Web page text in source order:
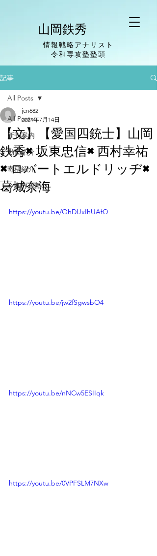
山岡鉄秀
情報戦略アナリスト
​令和専攻塾塾頭
記事
All Posts
新刊案内
動画紹介
寄稿紹介
令和専攻塾
All Posts
【文】【愛国四銃士】山岡
鉄秀×坂東忠信×西村幸祐
×ロバートエルドリッヂ×
葛城奈海
jcn682
2021年7月14日
https://youtu.be/OhDUxIhUAfQ
https://youtu.be/jw2fSgwsbO4
https://youtu.be/nNCw5ESIIqk
https://youtu.be/0VPFSLM7NXw